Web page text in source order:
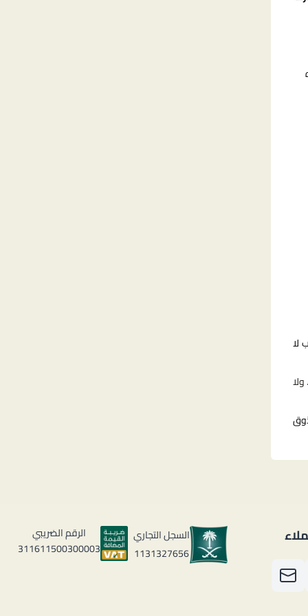
لا
السجل التجاري
1131327656
الرقم الضريبي
311611500300003